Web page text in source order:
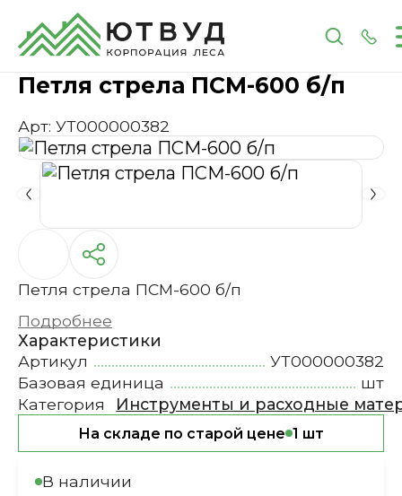
ГлавнаяКаталогИнструменты и расходные
Петля стрела ПСМ-600 б/п
Арт: УТ000000382
Петля стрела ПСМ-600 б/п
Подробнее
Характеристики
Артикул
УТ000000382
Базовая единица
шт
Категория
Инструменты и расходные
На складе по старой цене 1 шт
В наличии